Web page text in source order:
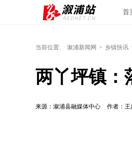
首
当前位置: 溆浦新闻网 > 乡镇快讯
两丫坪镇：
来源：溆浦县融媒体中心 作者：王